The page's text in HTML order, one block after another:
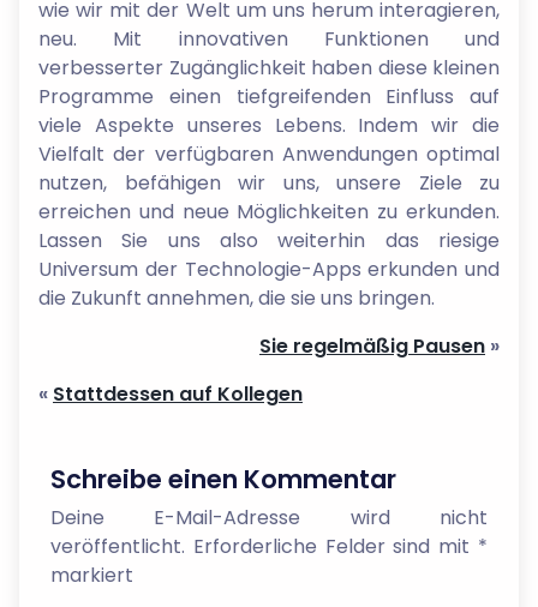
wie wir mit der Welt um uns herum interagieren,
neu. Mit innovativen Funktionen und
verbesserter Zugänglichkeit haben diese kleinen
Programme einen tiefgreifenden Einfluss auf
viele Aspekte unseres Lebens. Indem wir die
Vielfalt der verfügbaren Anwendungen optimal
nutzen, befähigen wir uns, unsere Ziele zu
erreichen und neue Möglichkeiten zu erkunden.
Lassen Sie uns also weiterhin das riesige
Universum der Technologie-Apps erkunden und
die Zukunft annehmen, die sie uns bringen.
Sie regelmäßig Pausen »
« Stattdessen auf Kollegen
Schreibe einen Kommentar
Deine E-Mail-Adresse wird nicht
veröffentlicht. Erforderliche Felder sind mit *
markiert